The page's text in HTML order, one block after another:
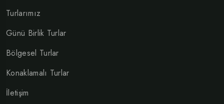
Turlarımız
Günü Birlik Turlar
Bölgesel Turlar
Konaklamalı Turlar
İletişim